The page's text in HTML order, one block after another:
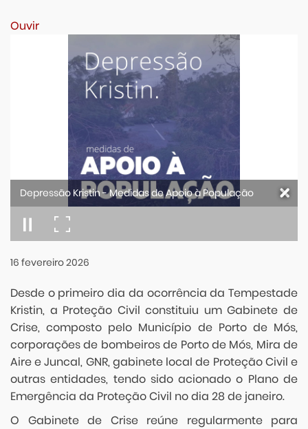
Ouvir
Depressão Kristin - Medidas de Apoio à População
16 fevereiro2026
Desde o primeiro dia da ocorrência da Tempestade
Kristin, a Proteção Civil constituiu um Gabinete de
Crise, composto pelo Município de Porto de Mós,
corporações de bombeiros de Porto de Mós, Mira de
Aire e Juncal, GNR, gabinete local de Proteção Civil e
outras entidades, tendo sido acionado o Plano de
Emergência da Proteção Civil no dia 28 de janeiro.
O Gabinete de Crise reúne regularmente para